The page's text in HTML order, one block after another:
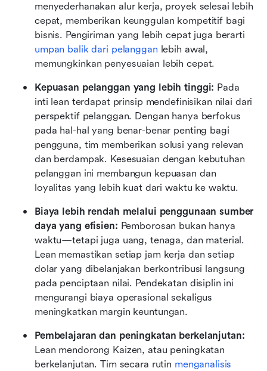
menyederhanakan alur kerja, proyek selesai lebih
cepat, memberikan keunggulan kompetitif bagi
umpan balik dari pelanggan lebih awal,
memungkinkan penyesuaian lebih cepat.
Kepuasan pelanggan yang lebih tinggi: Pada
inti lean terdapat prinsip mendefinisikan nilai dari
perspektif pelanggan. Dengan hanya berfokus
pada hal-hal yang benar-benar penting bagi
pengguna, tim memberikan solusi yang relevan
dan berdampak. Kesesuaian dengan kebutuhan
pelanggan ini membangun kepuasan dan
loyalitas yang lebih kuat dari waktu ke waktu.
Biaya lebih rendah melalui penggunaan sumber
daya yang efisien: Pemborosan bukan hanya
waktu—tetapi juga uang, tenaga, dan material.
Lean memastikan setiap jam kerja dan setiap
dolar yang dibelanjakan berkontribusi langsung
pada penciptaan nilai. Pendekatan disiplin ini
mengurangi biaya operasional sekaligus
meningkatkan margin keuntungan.
Lean mendorong Kaizen, atau peningkatan
berkelanjutan. Tim secara rutin menganalisis